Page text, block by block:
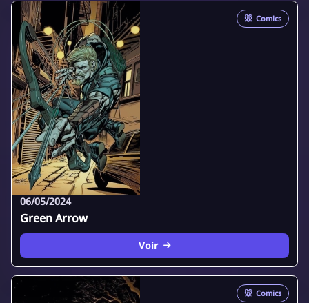
🐭 Comics
06/05/2024
Green Arrow
Voir
🐭 Comics